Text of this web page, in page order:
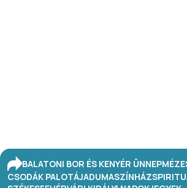
BALATONI BOR ÉS KENYÉR ÜNNEP
CSODÁK PALOTÁJADUMASZÍNHÁZ